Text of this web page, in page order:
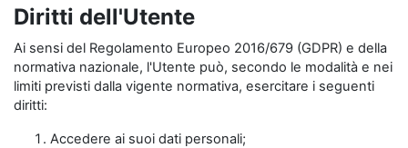
Diritti dell'Utente
Ai sensi del Regolamento Europeo 2016/679 (GDPR) e della
normativa nazionale, l'Utente può, secondo le modalità e nei
limiti previsti dalla vigente normativa, esercitare i seguenti
diritti:
Accedere ai suoi dati personali;